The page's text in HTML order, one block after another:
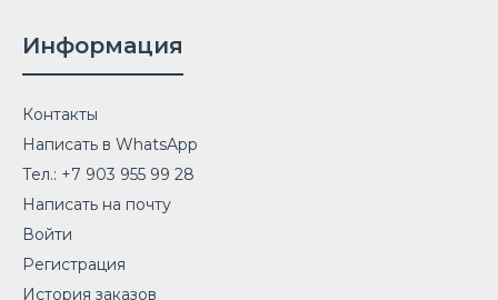
Закажите чудесный Букет 51 белая роза с оформлением
выгодно на Свадьбу в доставке цветов ЛЮБИМЫЕ БУК..
Информация
Контакты
Написать в WhatsApp
Тел.: +7 903 955 99 28
Написать на почту
Войти
Регистрация
История заказов